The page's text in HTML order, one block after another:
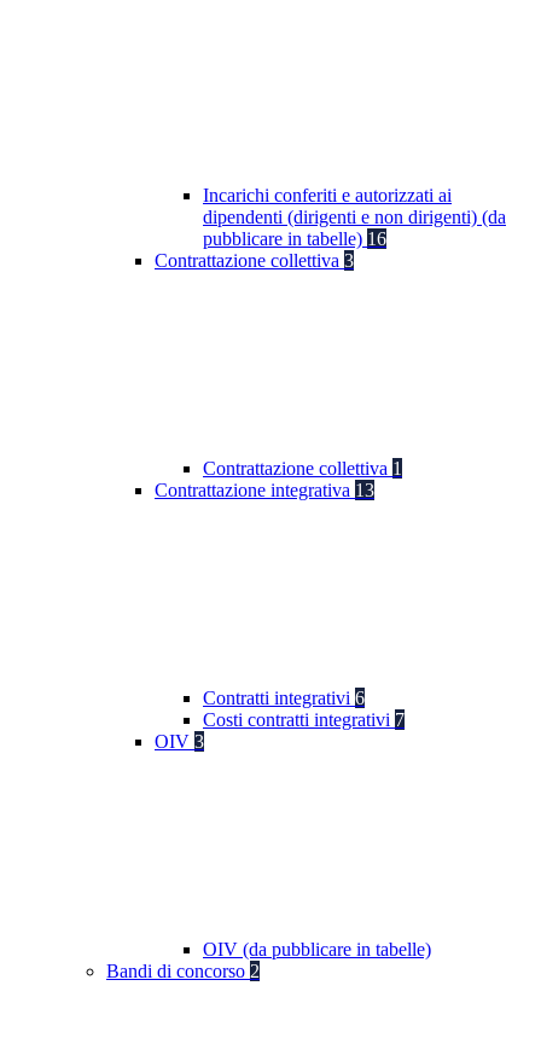
Incarichi conferiti e autorizzati ai
dipendenti (dirigenti e non dirigenti) (da
pubblicare in tabelle) 16
Contrattazione collettiva 3
Contrattazione collettiva 1
Contrattazione integrativa 13
Contratti integrativi 6
Costi contratti integrativi 7
OIV 3
OIV (da pubblicare in tabelle)
Bandi di concorso 2